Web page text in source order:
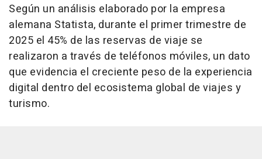
Según un análisis elaborado por la empresa
alemana Statista, durante el primer trimestre de
2025 el 45% de las reservas de viaje se
realizaron a través de teléfonos móviles, un dato
que evidencia el creciente peso de la experiencia
digital dentro del ecosistema global de viajes y
turismo.